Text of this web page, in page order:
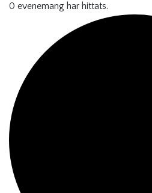
0 evenemang har hittats.